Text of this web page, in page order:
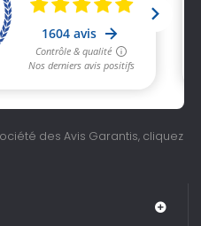
des Avis Garantis, cliquez